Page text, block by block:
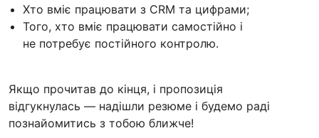
Хто вміє працювати з CRM та цифрами;
Того, хто вміє працювати самостійно і
не потребує постійного контролю.
Якщо прочитав до кінця, і пропозиція
відгукнулась — надішли резюме і будемо раді
познайомитись з тобою ближче!